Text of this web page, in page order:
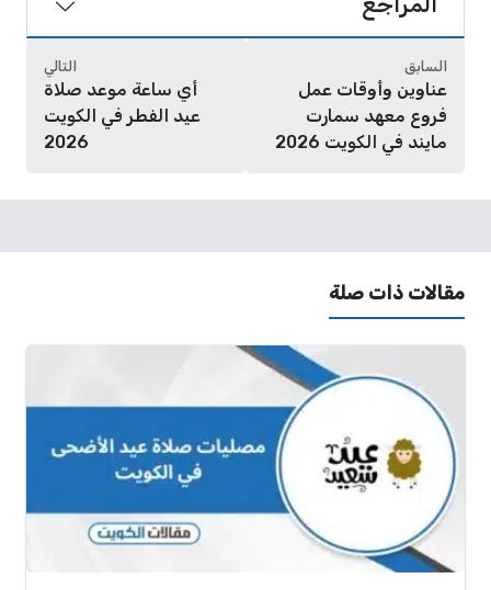
السابق
عناوين وأوقات عمل
فروع معهد سمارت
مايند في الكويت 2026
التالي
أي ساعة موعد صلاة
عيد الفطر في الكويت
2026
مقالات ذات صلة